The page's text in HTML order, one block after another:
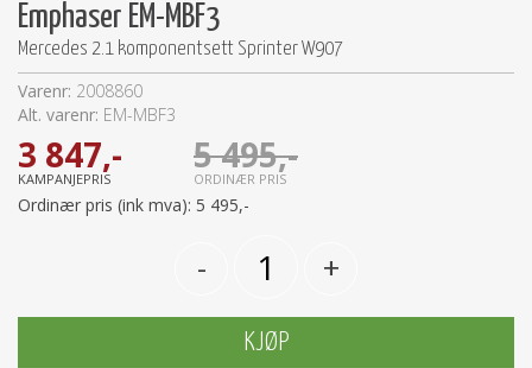
Emphaser EM-MBF3
Mercedes 2.1 komponentsett Sprinter W907
Varenr: 2008860
Alt. varenr: EM-MBF3
3 847,-
KAMPANJEPRIS
5 495,-
ORDINÆR PRIS
Ordinær pris (ink mva): 5 495,-
- +
KJØP